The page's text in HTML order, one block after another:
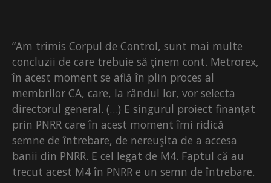
“Am trimis Corpul de Control, sunt mai multe
concluzii de care trebuie să ţinem cont. Metrorex,
în acest moment se află în plin proces al
membrilor CA, care, la rândul lor, vor selecta
directorul general. (…) E singurul proiect finanţat
prin PNRR care în acest moment îmi ridică
semne de întrebare, de nereuşita de a accesa
banii din PNRR. E cel legat de M4. Faptul că au
trecut acest M4 în PNRR e un semn de întrebare.